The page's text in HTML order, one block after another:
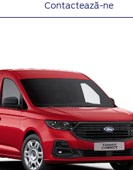
Contactează-ne